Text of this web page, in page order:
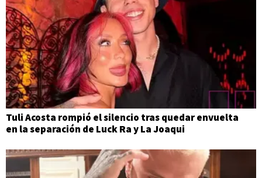
Tuli Acosta rompió el silencio tras quedar envuelta
en la separación de Luck Ra y La Joaqui